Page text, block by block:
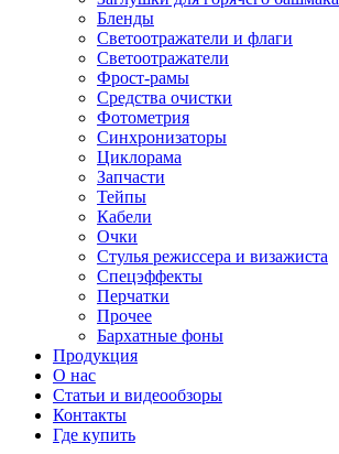
Бленды
Светоотражатели и флаги
Светоотражатели
Фрост-рамы
Средства очистки
Фотометрия
Синхронизаторы
Циклорама
Запчасти
Тейпы
Кабели
Очки
Стулья режиссера и визажиста
Спецэффекты
Перчатки
Прочее
Бархатные фоны
Продукция
О нас
Статьи и видеообзоры
Контакты
Где купить